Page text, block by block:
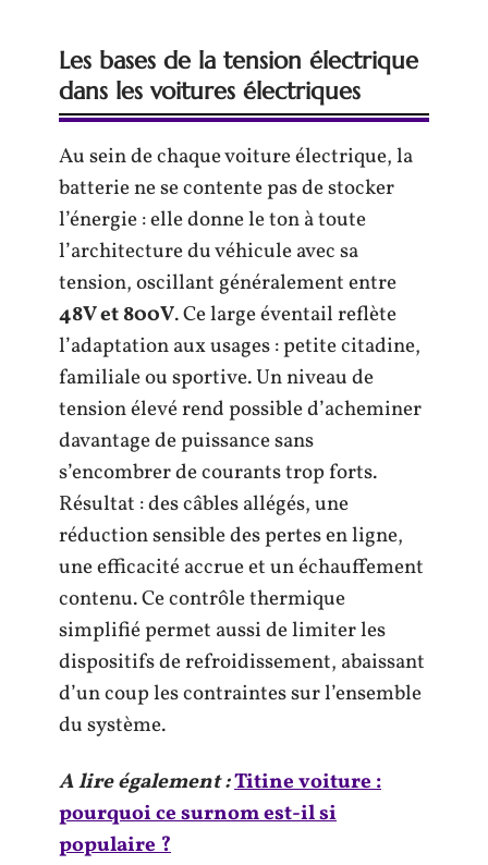
Les bases de la tension électrique
dans les voitures électriques
Au sein de chaque voiture électrique, la
batterie ne se contente pas de stocker
l’énergie : elle donne le ton à toute
l’architecture du véhicule avec sa
tension, oscillant généralement entre
48V et 800V. Ce large éventail reflète
l’adaptation aux usages : petite citadine,
familiale ou sportive. Un niveau de
tension élevé rend possible d’acheminer
davantage de puissance sans
s’encombrer de courants trop forts.
Résultat : des câbles allégés, une
réduction sensible des pertes en ligne,
une efficacité accrue et un échauffement
contenu. Ce contrôle thermique
simplifié permet aussi de limiter les
dispositifs de refroidissement, abaissant
d’un coup les contraintes sur l’ensemble
du système.
A lire également :Titine voiture :
pourquoi ce surnom est-il si
populaire ?